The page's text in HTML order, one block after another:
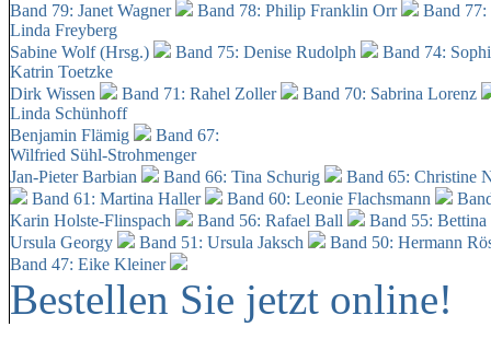
Band 79: Janet Wagner Band 78: Philip Franklin Orr
Band
Linda Freyberg
Sabine Wolf (Hrsg.)
Band 75: Denise Rudolph
Band 74:
Katrin Toetzke
Dirk Wissen
Band 71: Rahel Zoller
Band 70: Sabrina Lorenz
Linda Schünhoff
Benjamin Flämig
Band 67:
Wilfried Sühl-Strohmenger
Jan-Pieter Barbian
Band 66: Tina Schurig
Band 65: Christine
Band 61: Martina Haller
Band 60: Leonie Flachsmann
Karin Holste-Flinspach
Band 56: Rafael Ball
Band 55:
Ursula Georgy
Band 51: Ursula Jaksch Band 50: Hermann
Band 47: Eike Kleiner
Bestellen Sie jetzt online!